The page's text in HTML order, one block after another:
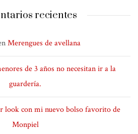
recientes
Merengues de avellana
de 3 años no necesitan ir a la
guardería.
look con mi nuevo bolso favorito de
Monpiel